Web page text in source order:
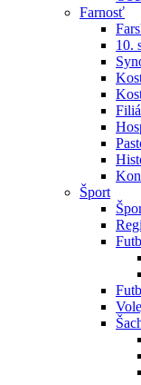
Farnosť
10.
Šport